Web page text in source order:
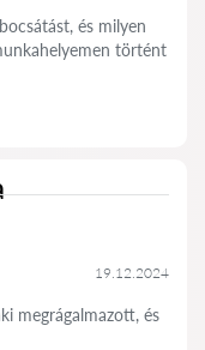
és milyen
történt
19.12.2024
megrágalmazott, és